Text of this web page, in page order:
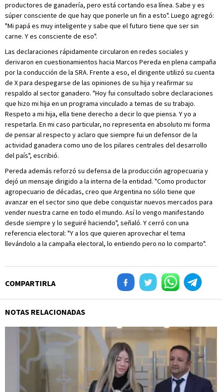
productores de ganadería, pero está cortando esa línea. Sabe y es
súper consciente de que hay que ponerle un fin a esto". Luego agregó:
"Mi papá es muy inteligente y sabe que el futuro tiene que ser sin
carne. Y es consciente de eso".
Las declaraciones rápidamente circularon en redes sociales y
derivaron en cuestionamientos hacia Marcos Pereda en plena campaña
por la conducción de la SRA. Frente a eso, el dirigente utilizó su cuenta
de X para despegarse de las opiniones de su hija y reafirmar su
respaldo al sector ganadero. "Hoy fui consultado sobre declaraciones
que hizo mi hija en un programa vinculado a temas de su trabajo.
Respeto a mi hija, ella tiene derecho a decir lo que piensa. Y yo a
respetarla. En mi caso particular, no representa en absoluto mi forma
de pensar al respecto y aclaro que siempre fui un defensor de la
actividad ganadera como uno de los pilares centrales del desarrollo
del país", escribió.
Pereda además reforzó su defensa de la producción agropecuaria y
dejó un mensaje dirigido a la interna de la entidad. "Como productor
agropecuario de décadas, creo que Argentina no sólo tiene que
avanzar en el sector sino que debe conquistar nuevos mercados para
vender nuestra carne en todo el mundo. Así lo vengo manifestando
desde siempre y lo seguiré haciendo", señaló. Y cerró con una
referencia electoral: "Y a los que quieren aprovechar el tema
llevándolo a la campaña electoral, lo entiendo pero no lo comparto".
COMPARTIRLA
NOTAS RELACIONADAS